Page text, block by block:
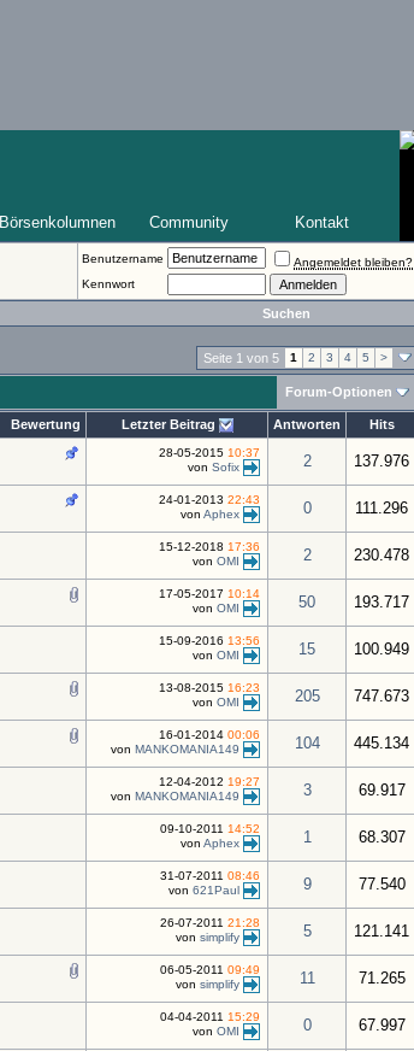
Börsenkolumnen Community Kontakt
Benutzername
Angemeldet bleiben?
Kennwort
Suchen
Seite 1 von 5 1 2 3 4 5 >
Forum-Optionen
Bewertung Letzter Beitrag Antworten Hits
28-05-2015 10:37
von Sofix 2 137.976
24-01-2013 22:43
von Aphex 0 111.296
15-12-2018 17:36
von OMI 2 230.478
17-05-2017 10:14
von OMI 50 193.717
15-09-2016 13:56
von OMI 15 100.949
13-08-2015 16:23
von OMI 205 747.673
16-01-2014 00:06
von MANKOMANIA149 104 445.134
12-04-2012 19:27
von MANKOMANIA149 3 69.917
09-10-2011 14:52
von Aphex 1 68.307
31-07-2011 08:46
von 621Paul 9 77.540
26-07-2011 21:28
von simplify 5 121.141
06-05-2011 09:49
von simplify 11 71.265
04-04-2011 15:29
von OMI 0 67.997